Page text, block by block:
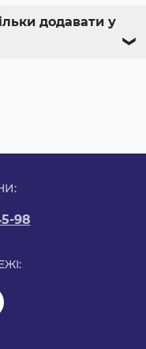
додавати у
❯
98